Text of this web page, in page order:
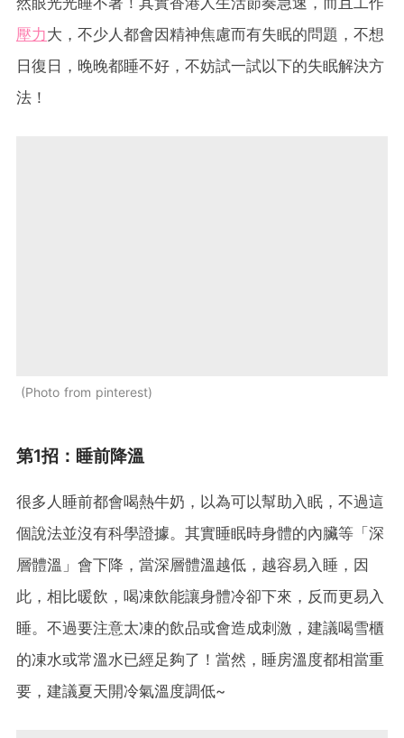
壓力大，不少人都會因精神焦慮而有失眠的問題，不想
日復日，晚晚都睡不好，不妨試一試以下的失眠解決方
法！
Photo from pinterest
第1招：睡前降溫
很多人睡前都會喝熱牛奶，以為可以幫助入眠，不過這
個說法並沒有科學證據。其實睡眠時身體的內臟等「深
層體溫」會下降，當深層體溫越低，越容易入睡，因
此，相比暖飲，喝凍飲能讓身體冷卻下來，反而更易入
睡。不過要注意太凍的飲品或會造成刺激，建議喝雪櫃
的凍水或常溫水已經足夠了！當然，睡房溫度都相當重
要，建議夏天開冷氣溫度調低~